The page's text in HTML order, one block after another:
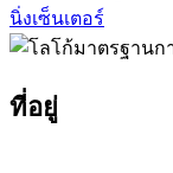
นิ่งเซ็นเตอร์
ที่อยู่